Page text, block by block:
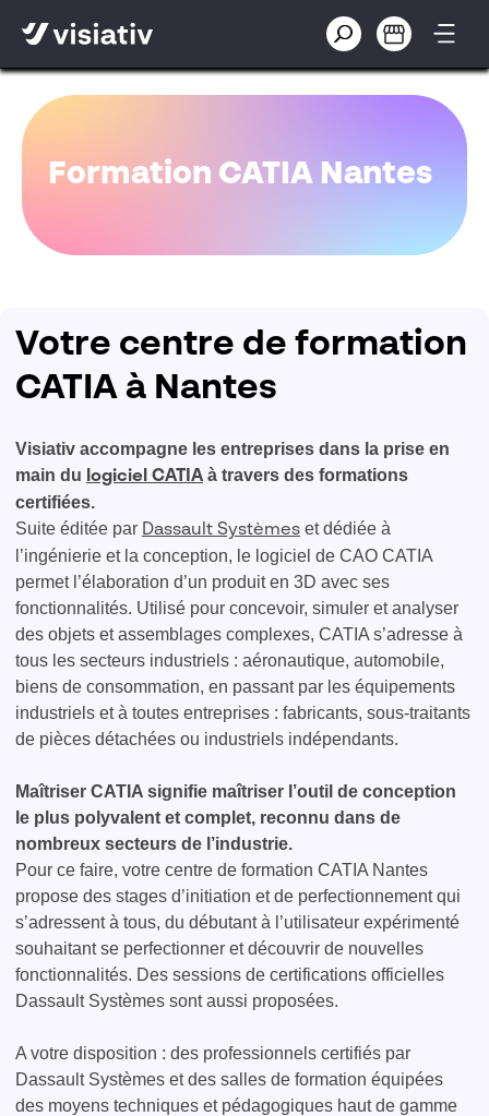
Formation CATIA Nantes
Votre centre de formation
CATIA à Nantes
Visiativ accompagne les entreprises dans la prise en
main du logiciel CATIA à travers des formations
certifiées.
Suite éditée par Dassault Systèmes et dédiée à
l’ingénierie et la conception, le logiciel de CAO CATIA
permet l’élaboration d’un produit en 3D avec ses
fonctionnalités. Utilisé pour concevoir, simuler et analyser
des objets et assemblages complexes, CATIA s’adresse à
tous les secteurs industriels : aéronautique, automobile,
biens de consommation, en passant par les équipements
industriels et à toutes entreprises : fabricants, sous-traitants
de pièces détachées ou industriels indépendants.
Maîtriser CATIA signifie maîtriser l’outil de conception
le plus polyvalent et complet, reconnu dans de
nombreux secteurs de l’industrie.
Pour ce faire, votre centre de formation CATIA Nantes
propose des stages d’initiation et de perfectionnement qui
s’adressent à tous, du débutant à l’utilisateur expérimenté
souhaitant se perfectionner et découvrir de nouvelles
fonctionnalités. Des sessions de certifications officielles
Dassault Systèmes sont aussi proposées.
A votre disposition : des professionnels certifiés par
Dassault Systèmes et des salles de formation équipées
des moyens techniques et pédagogiques haut de gamme